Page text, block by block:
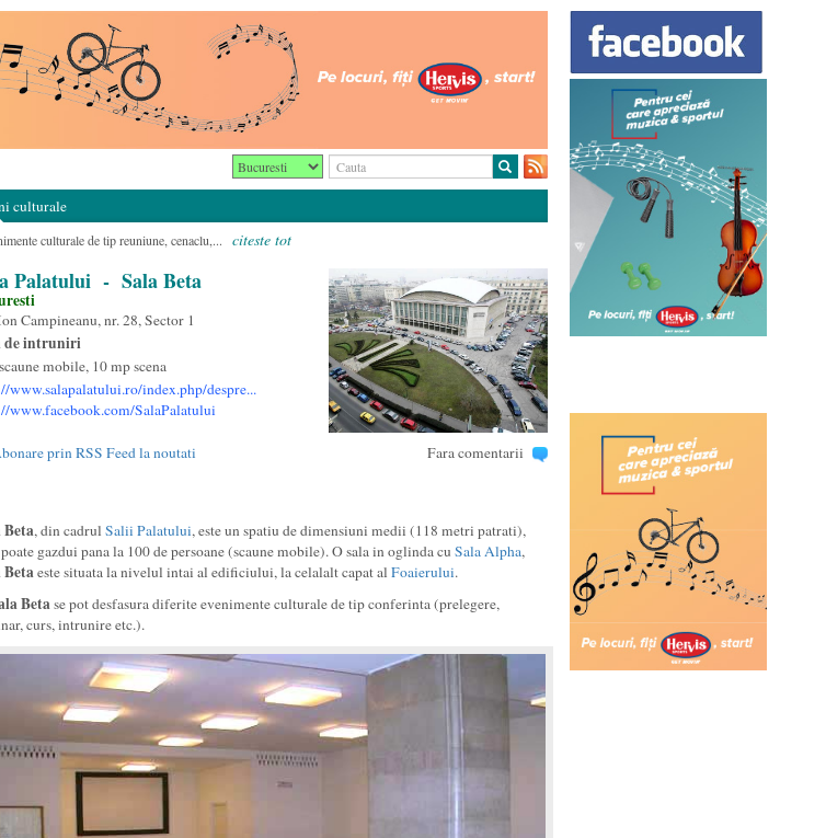
culturale
culturale de tip reuniune, cenaclu,... citeste tot
Palatului - Sala Beta
Campineanu, nr. 28, Sector 1
de intruniri
mobile, 10 mp scena
www.salapalatului.ro/index.php/despre...
www.facebook.com/SalaPalatului
prin RSS Feed la noutati Fara comentarii
Beta, din cadrul Salii Palatului, este un spatiu de dimensiuni medii (118 metri patrati),
gazdui pana la 100 de persoane (scaune mobile). O sala in oglinda cu Sala Alpha,
Betaeste situata la nivelul intai al edificiului, la celalalt capat al Foaierului.
Betase pot desfasura diferite evenimente culturale de tip conferinta (prelegere,
curs, intrunire etc.).